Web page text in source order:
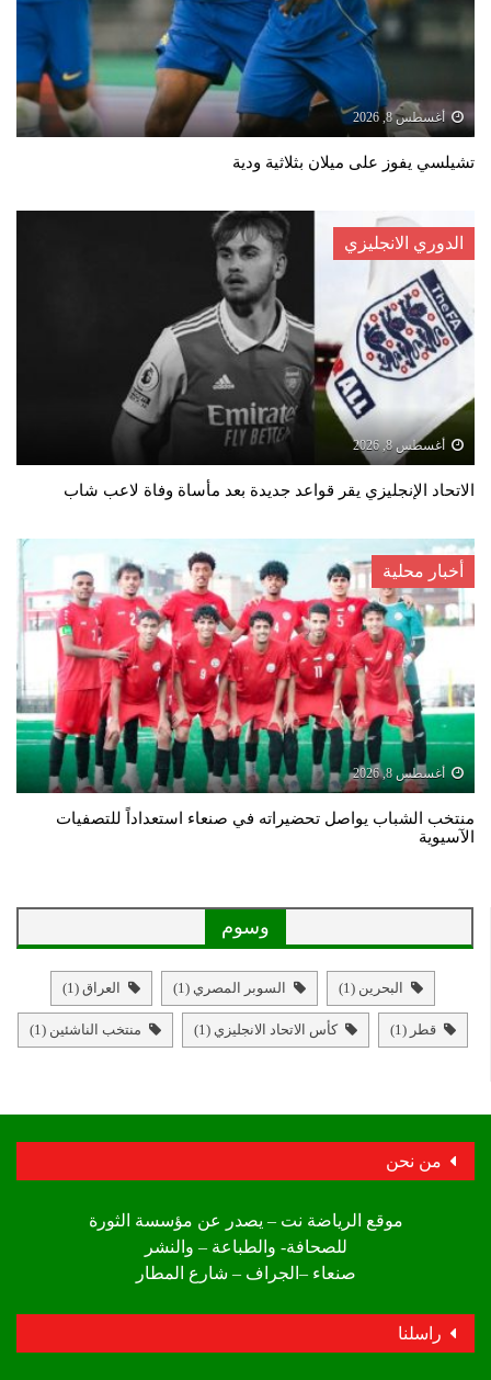
أغسطس 8, 2026
تشيلسي يفوز على ميلان بثلاثية ودية
الدوري الانجليزي
أغسطس 8, 2026
الاتحاد الإنجليزي يقر قواعد جديدة بعد مأساة وفاة لاعب شاب
أخبار محلية
أغسطس 8, 2026
منتخب الشباب يواصل تحضيراته في صنعاء استعداداً للتصفيات
الآسيوية
وسوم
البحرين (1) السوبر المصري (1) العراق (1)
قطر (1) كأس الاتحاد الانجليزي (1) منتخب الناشئين (1)
من نحن
موقع الرياضة نت – يصدر عن مؤسسة الثورة
للصحافة- والطباعة – والنشر
صنعاء –الجراف – شارع المطار
راسلنا